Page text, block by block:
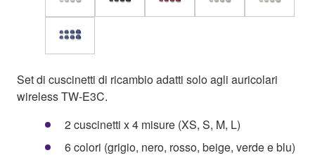
Set di cuscinetti di ricambio adatti solo agli auricolari
wireless TW-E3C.
2 cuscinetti x 4 misure (XS, S, M, L)
6 colori (grigio, nero, rosso, beige, verde e blu)